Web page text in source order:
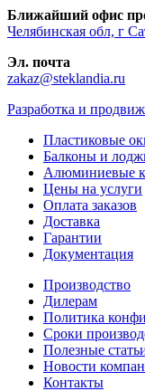
Ближайший офис
Челябинская обл, г
Эл. почта
zakaz@steklandia.ru
Разработка и
Пластиковые
Балконы и
Алюминиевые
Цены на услуги
Оплата заказов
Доставка
Гарантии
Документация
Производство
Дилерам
Политика
Сроки
Полезные
Новости
Контакты